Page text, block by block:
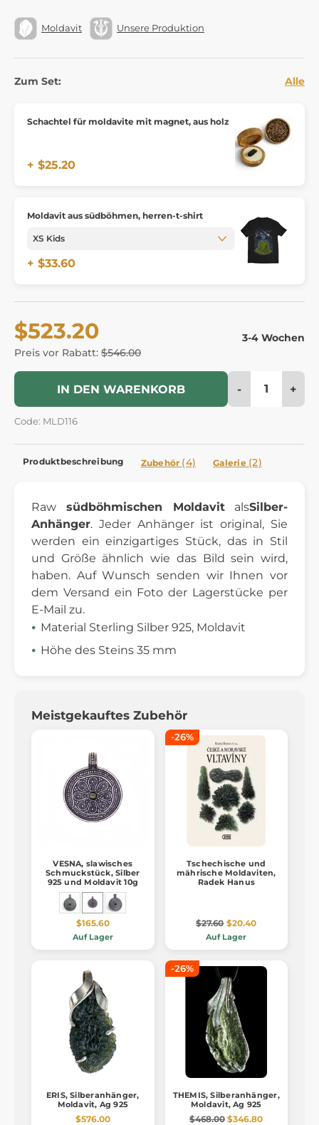
Moldavit Unsere Produktion
Zum Set: Alle
Schachtel für moldavite mit magnet, aus holz
+ $25.20
Moldavit aus südböhmen, herren-t-shirt
+ $33.60
$523.20
Preis vor Rabatt: $546.00
3-4 Wochen
IN DEN WARENKORB - +
Code: MLD116
Produktbeschreibung Zubehör (4) Galerie (2)
Raw südböhmischen MoldavitalsSilber-
Anhänger. Jeder Anhänger ist original, Sie
werden ein einzigartiges Stück, das in Stil
und Größe ähnlich wie das Bild sein wird,
haben. Auf Wunsch senden wir Ihnen vor
dem Versand ein Foto der Lagerstücke per
E-Mail zu.
Material Sterling Silber 925, Moldavit
Höhe des Steins 35 mm
Meistgekauftes Zubehör
VESNA, slawisches
Schmuckstück, Silber
925 und Moldavit 10g
$165.60
Auf Lager
-26%
Tschechische und
mährische Moldaviten,
Radek Hanus
$27.60 $20.40
Auf Lager
ERIS, Silberanhänger,
Moldavit, Ag 925
$576.00
-26%
THEMIS, Silberanhänger,
Moldavit, Ag 925
$468.00 $346.80